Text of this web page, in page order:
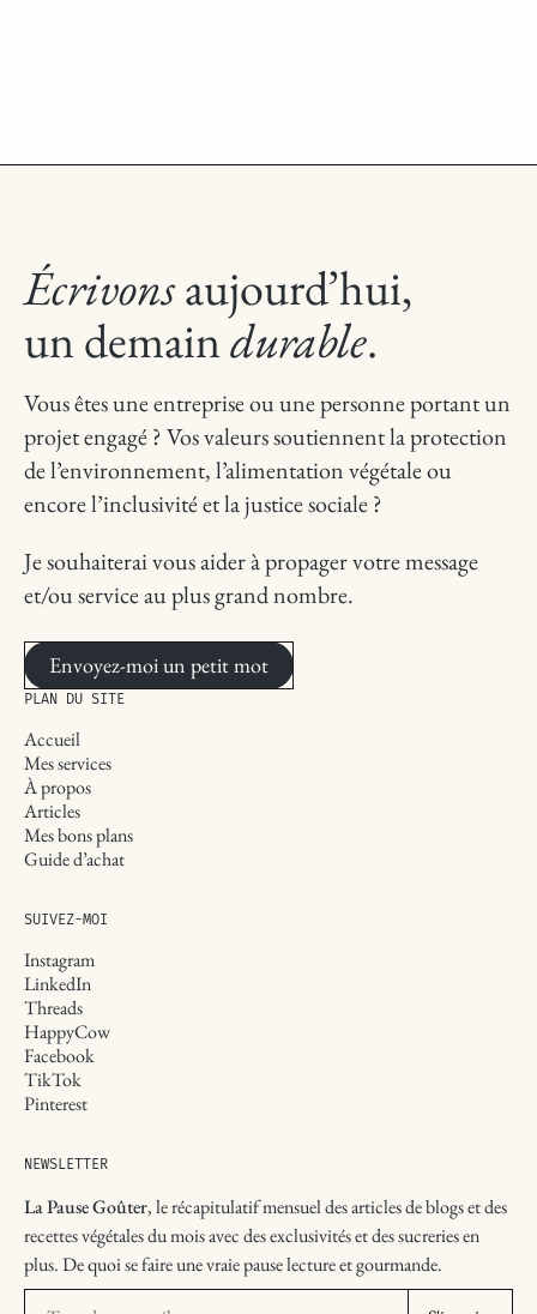
Écrivonsaujourd’hui,
un demaindurable.
Vous êtes une entreprise ou une personne portant un
projet engagé ? Vos valeurs soutiennent la protection
de l’environnement, l’alimentation végétale ou
encore l’inclusivité et la justice sociale ?
Je souhaiterai vous aider à propager votre message
et/ou service au plus grand nombre.
Envoyez-moi un petit mot
PLAN DU SITE
Accueil
Mes services
À propos
Articles
Mes bons plans
Guide d’achat
SUIVEZ-MOI
Instagram
LinkedIn
Threads
HappyCow
Facebook
TikTok
Pinterest
NEWSLETTER
La Pause Goûter, le récapitulatif mensuel des articles de blogs et des
recettes végétales du mois avec des exclusivités et des sucreries en
plus. De quoi se faire une vraie pause lecture et gourmande.